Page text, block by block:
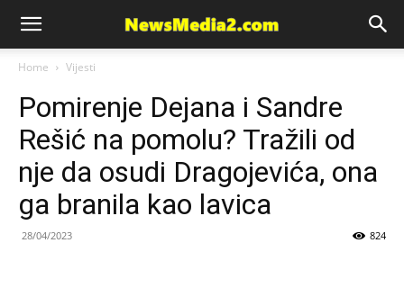
News
Media
Home Vijesti
Pomirenje Dejana i Sandre
Rešić na pomolu? Tražili od
nje da osudi Dragojevića, ona
ga branila kao lavica
28/04/2023 824